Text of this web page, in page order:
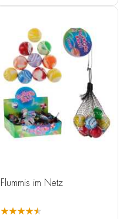
Flummis im Netz
★★★★★